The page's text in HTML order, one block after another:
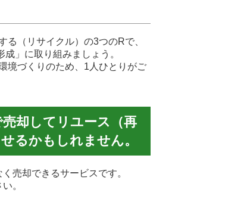
（リサイクル）の3つのRで、
」に取り組みましょう。
境づくりのため、1人ひとりがご
却してリユース（再
るかもしれません。
売却できるサービスです。
。